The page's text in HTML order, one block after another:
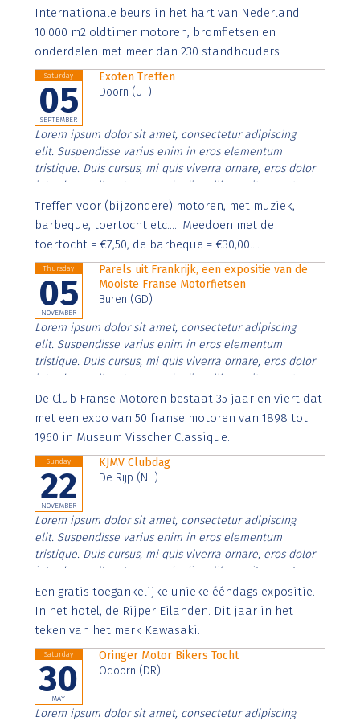
Aenean faucibus nibh et justo cursus id rutrum lorem
imperdiet. Nunc ut sem vitae risus tristique posuere.
Internationale beurs in het hart van Nederland.
10.000 m2 oldtimer motoren, bromfietsen en
onderdelen met meer dan 230 standhouders
Saturday
05
SEPTEMBER
Exoten Treffen
Doorn (UT)
Lorem ipsum dolor sit amet, consectetur adipiscing
elit. Suspendisse varius enim in eros elementum
tristique. Duis cursus, mi quis viverra ornare, eros dolor
interdum nulla, ut commodo diam libero vitae erat.
Aenean faucibus nibh et justo cursus id rutrum lorem
imperdiet. Nunc ut sem vitae risus tristique posuere.
Treffen voor (bijzondere) motoren, met muziek,
barbeque, toertocht etc..... Meedoen met de
toertocht = €7,50, de barbeque = €30,00....
Thursday
05
NOVEMBER
Parels uit Frankrijk, een expositie van de
Mooiste Franse Motorfietsen
Buren (GD)
Lorem ipsum dolor sit amet, consectetur adipiscing
elit. Suspendisse varius enim in eros elementum
tristique. Duis cursus, mi quis viverra ornare, eros dolor
interdum nulla, ut commodo diam libero vitae erat.
Aenean faucibus nibh et justo cursus id rutrum lorem
imperdiet. Nunc ut sem vitae risus tristique posuere.
De Club Franse Motoren bestaat 35 jaar en viert dat
met een expo van 50 franse motoren van 1898 tot
1960 in Museum Visscher Classique.
Sunday
22
NOVEMBER
KJMV Clubdag
De Rijp (NH)
Lorem ipsum dolor sit amet, consectetur adipiscing
elit. Suspendisse varius enim in eros elementum
tristique. Duis cursus, mi quis viverra ornare, eros dolor
interdum nulla, ut commodo diam libero vitae erat.
Aenean faucibus nibh et justo cursus id rutrum lorem
imperdiet. Nunc ut sem vitae risus tristique posuere.
Een gratis toegankelijke unieke ééndags expositie.
In het hotel, de Rijper Eilanden. Dit jaar in het
teken van het merk Kawasaki.
Saturday
30
MAY
Oringer Motor Bikers Tocht
Odoorn (DR)
Lorem ipsum dolor sit amet, consectetur adipiscing